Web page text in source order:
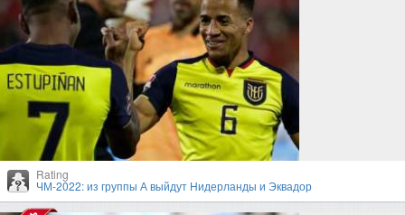
Rating
ЧМ-2022: из группы А выйдут Нидерланды и Эквадор